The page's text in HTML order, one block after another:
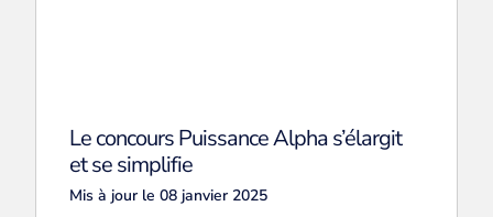
Le concours Puissance Alpha s’élargit
et se simplifie
Mis à jour le 08 janvier 2025